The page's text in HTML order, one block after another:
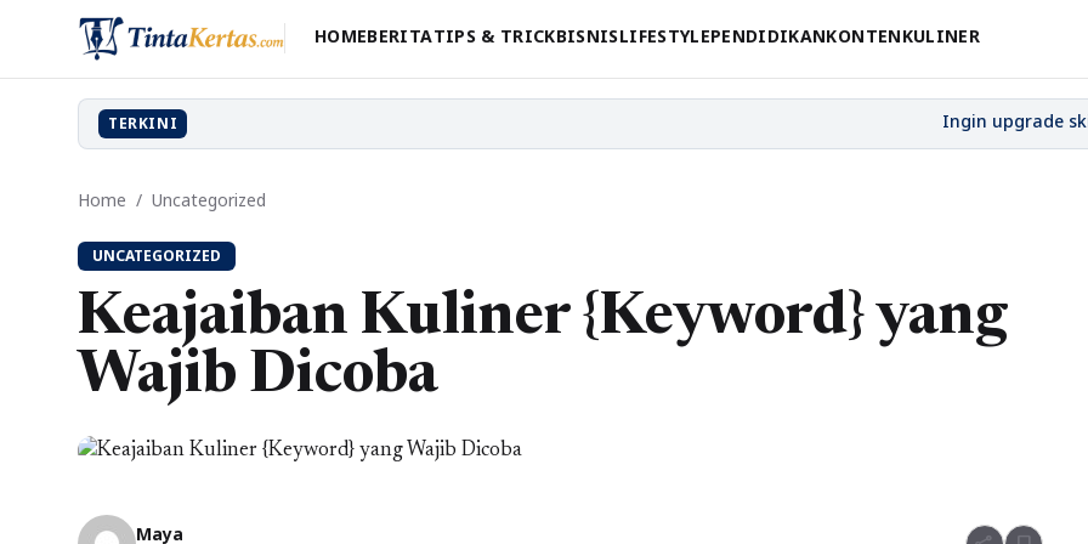
HOMEBERITATIPS & TRICKBISNISLIFESTYLEPENDIDIKANKONTENKULINER
TERKINI
Home / Uncategorized
UNCATEGORIZED
Keajaiban Kuliner {Keyword} yang
Wajib Dicoba
Maya